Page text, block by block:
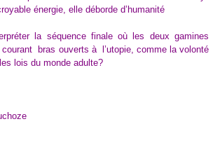
énergie, elle déborde d’humanité
la séquence finale où les deux gamines
courant bras ouverts à l’utopie, comme la volonté
lois du monde adulte?